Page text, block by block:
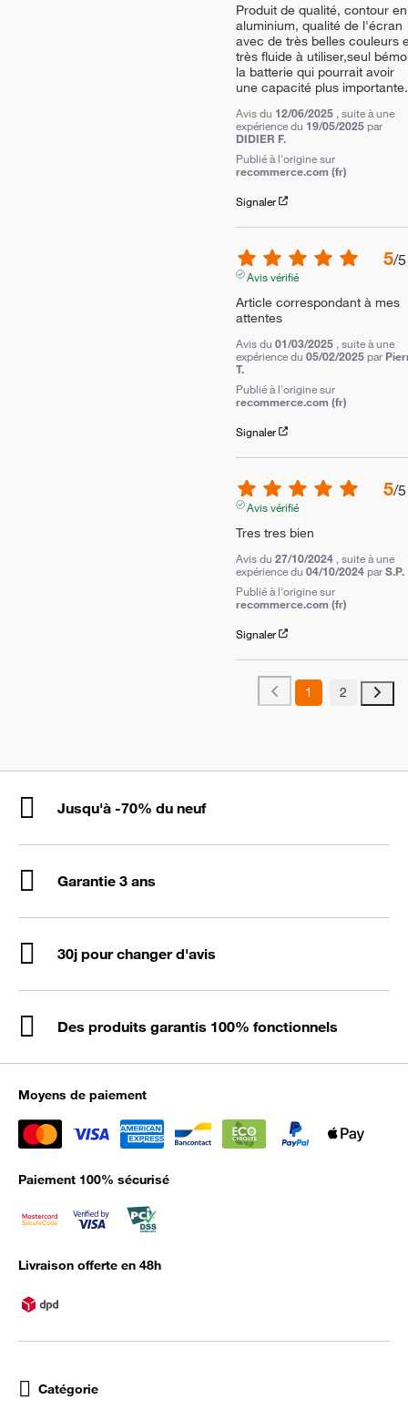
Produit de qualité, contour en
aluminium, qualité de l'écran
avec de très belles couleurs
très fluide à utiliser,seul
la batterie qui pourrait avoir
une capacité plus importante.
Avis du 12/06/2025 , suite à une
expérience du 19/05/2025 par
DIDIER F.
Publié à l'origine sur
recommerce.com (fr)
Signaler
5/5
Avis vérifié
Article correspondant à mes
attentes
Avis du 01/03/2025 , suite à une
expérience du 05/02/2025 par
T.
Publié à l'origine sur
recommerce.com (fr)
Signaler
5/5
Avis vérifié
Tres tres bien
Avis du 27/10/2024 , suite à une
expérience du 04/10/2024 parS.P.
Publié à l'origine sur
recommerce.com (fr)
Signaler
1 2
Jusqu'à -70% du neuf
Garantie 3 ans
30j pour changer d'avis
Des produits garantis 100% fonctionnels
Moyens de paiement
Paiement 100% sécurisé
Livraison offerte en 48h
Catégorie